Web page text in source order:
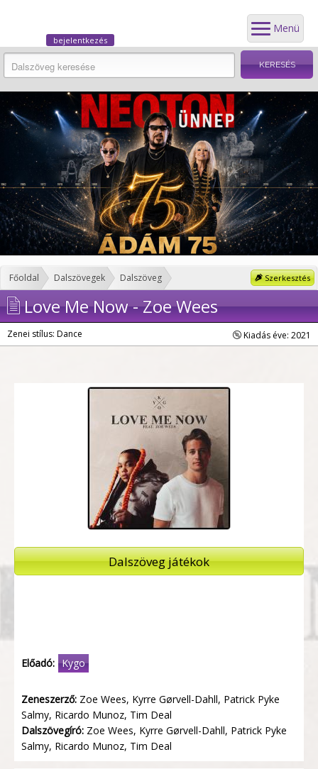
Menü
bejelentkezés
Szerkesztés
Főoldal Dalszövegek Dalszöveg
Love Me Now - Zoe Wees
Zenei stílus: Dance Kiadás éve: 2021
Dalszöveg játékok
Előadó: Kygo
Zeneszerző: Zoe Wees, Kyrre Gørvell-Dahll, Patrick Pyke
Salmy, Ricardo Munoz, Tim Deal
Dalszövegíró: Zoe Wees, Kyrre Gørvell-Dahll, Patrick Pyke
Salmy, Ricardo Munoz, Tim Deal